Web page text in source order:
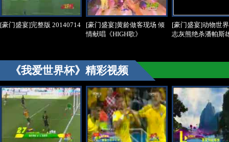
[豪门盛宴]完整版 20140714
[豪门盛宴]黄龄做客现场 倾
情献唱《HIGH歌》
[豪门盛宴]动物世
志灰熊绝杀潘帕斯
《我爱世界杯》精彩视频